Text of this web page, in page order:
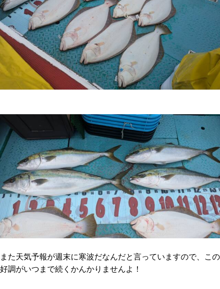
また天気予報が週末に寒波だなんだと言っていますので、この
好調がいつまで続くかんかりませんよ！